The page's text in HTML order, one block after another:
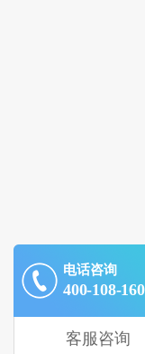
电话咨询
400-108-
客服咨询